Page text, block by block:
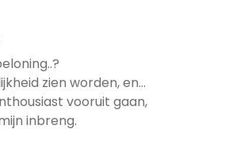
zien worden, en…
vooruit gaan,
inbreng.